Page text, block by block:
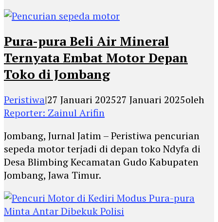
Pura-pura Beli Air Mineral
Ternyata Embat Motor Depan
Toko di Jombang
Peristiwa|27 Januari 202527 Januari 2025oleh
Reporter: Zainul Arifin
Jombang, Jurnal Jatim – Peristiwa pencurian
sepeda motor terjadi di depan toko Ndyfa di
Desa Blimbing Kecamatan Gudo Kabupaten
Jombang, Jawa Timur.